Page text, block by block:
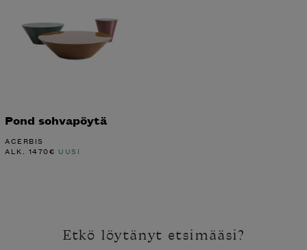
Pond sohvapöytä
ACERBIS
ALK. 1470€ UUSI
Etkö löytänyt etsimääsi?